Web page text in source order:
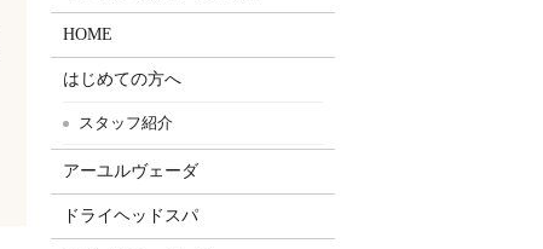
HOME
はじめての方へ
スタッフ紹介
アーユルヴェーダ
ドライヘッドスパ